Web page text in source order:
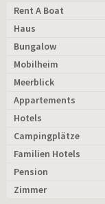
Rent A Boat
Haus
Bungalow
Mobilheim
Meerblick
Appartements
Hotels
Campingplätze
Familien Hotels
Pension
Zimmer